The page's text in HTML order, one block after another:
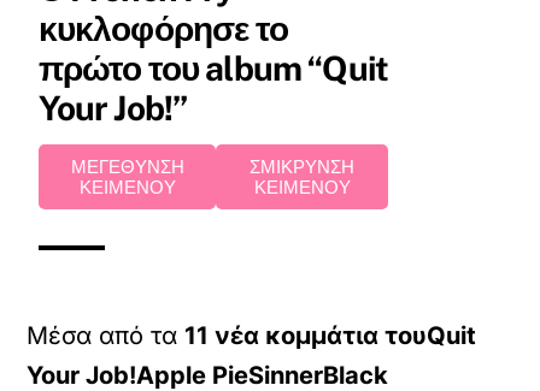
κυκλοφόρησε το
πρώτο του album “Quit
Your Job!”
ΜΕΓΕΘΥΝΣΗ
ΚΕΙΜΕΝΟΥ
ΣΜΙΚΡΥΝΣΗ
ΚΕΙΜΕΝΟΥ
Μέσα από τα 11 νέα κομμάτια τουQuit
Your Job!Apple PieSinnerBlack